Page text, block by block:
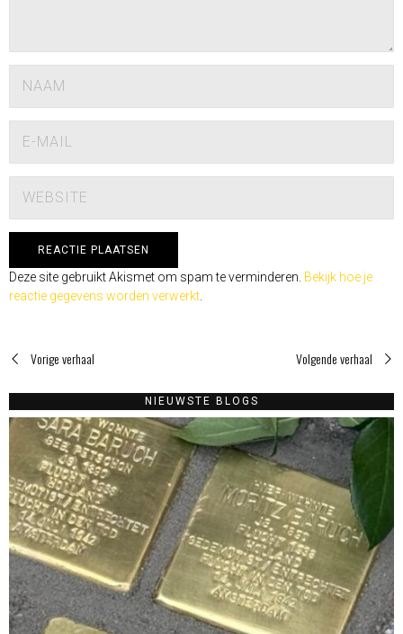
Deze site gebruikt Akismet om spam te verminderen. Bekijk hoe je
reactie gegevens worden verwerkt.
Vorige verhaal Volgende verhaal
NIEUWSTE BLOGS